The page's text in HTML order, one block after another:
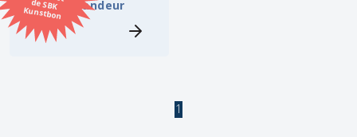
Kunstbon
Kunstenaar
Jan Commandeur
1